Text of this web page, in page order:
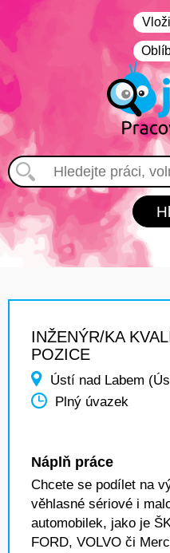
INŽENÝR/KA
POZICE
Ústí nad Labem
Plný úvazek
Náplň práce
Chcete se podílet na
věhlasné sériové i
automobilek, jako je
FORD, VOLVO či